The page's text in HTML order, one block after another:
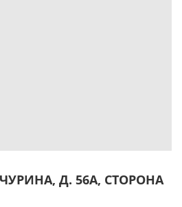
Д. 56А, СТОРОНА